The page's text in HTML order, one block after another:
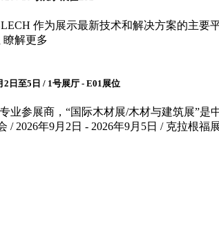
作为展示最新技术和解决方案的主要
瞭解更多
日至5日 / 1号展厅 - E01展位
业参展商，“国际木材展/木材与建筑展”
/ 2026年9月2日 - 2026年9月5日 / 克拉根福